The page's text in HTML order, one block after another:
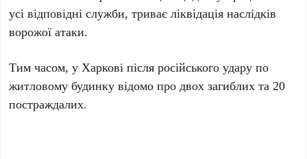
усі відповідні служби, триває ліквідація наслідків
ворожої атаки.
Тим часом, у Харкові після російського удару по
житловому будинку відомо про двох загиблих та 20
постраждалих.